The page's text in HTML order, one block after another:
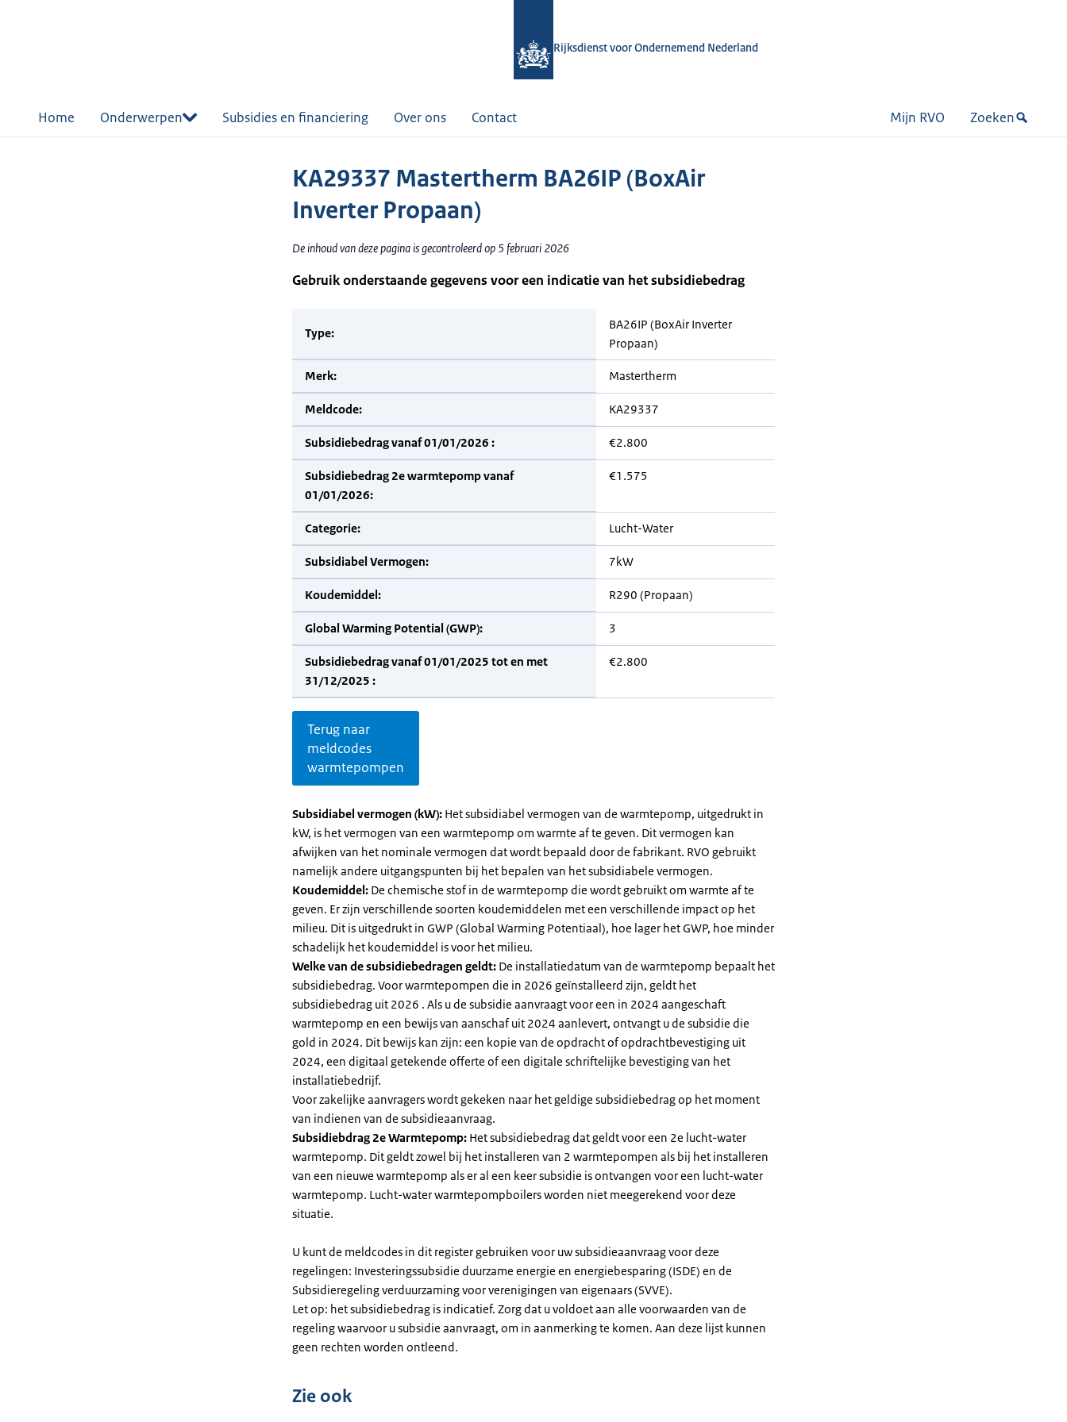
Rijksdienst voor Ondernemend Nederland
Home Onderwerpen Subsidies en financiering Over ons Contact Mijn RVO Zoeken
KA29337 Mastertherm BA26IP (BoxAir
Inverter Propaan)
De inhoud van deze pagina is gecontroleerd op 5 februari 2026
Gebruik onderstaande gegevens voor een indicatie van het subsidiebedrag
Type:
BA26IP (BoxAir Inverter
Propaan)
Merk: Mastertherm
Meldcode: KA29337
Subsidiebedrag vanaf 01/01/2026 : €2.800
Subsidiebedrag 2e warmtepomp vanaf
01/01/2026:
€1.575
Categorie: Lucht-Water
Subsidiabel Vermogen: 7kW
Koudemiddel: R290 (Propaan)
Global Warming Potential (GWP): 3
Subsidiebedrag vanaf 01/01/2025 tot en met
31/12/2025 :
€2.800
Terug naar
meldcodes
warmtepompen
Subsidiabel vermogen (kW): Het subsidiabel vermogen van de warmtepomp, uitgedrukt in
kW, is het vermogen van een warmtepomp om warmte af te geven. Dit vermogen kan
afwijken van het nominale vermogen dat wordt bepaald door de fabrikant. RVO gebruikt
namelijk andere uitgangspunten bij het bepalen van het subsidiabele vermogen.
Koudemiddel: De chemische stof in de warmtepomp die wordt gebruikt om warmte af te
geven. Er zijn verschillende soorten koudemiddelen met een verschillende impact op het
milieu. Dit is uitgedrukt in GWP (Global Warming Potentiaal), hoe lager het GWP, hoe minder
schadelijk het koudemiddel is voor het milieu.
Welke van de subsidiebedragen geldt: De installatiedatum van de warmtepomp bepaalt het
subsidiebedrag. Voor warmtepompen die in 2026 geïnstalleerd zijn, geldt het
subsidiebedrag uit 2026 . Als u de subsidie aanvraagt voor een in 2024 aangeschaft
warmtepomp en een bewijs van aanschaf uit 2024 aanlevert, ontvangt u de subsidie die
gold in 2024. Dit bewijs kan zijn: een kopie van de opdracht of opdrachtbevestiging uit
2024, een digitaal getekende offerte of een digitale schriftelijke bevestiging van het
installatiebedrijf.
Voor zakelijke aanvragers wordt gekeken naar het geldige subsidiebedrag op het moment
van indienen van de subsidieaanvraag.
Subsidiebdrag 2e Warmtepomp: Het subsidiebedrag dat geldt voor een 2e lucht-water
warmtepomp. Dit geldt zowel bij het installeren van 2 warmtepompen als bij het installeren
van een nieuwe warmtepomp als er al een keer subsidie is ontvangen voor een lucht-water
warmtepomp. Lucht-water warmtepompboilers worden niet meegerekend voor deze
situatie.
U kunt de meldcodes in dit register gebruiken voor uw subsidieaanvraag voor deze
regelingen: Investeringssubsidie duurzame energie en energiebesparing (ISDE) en de
Subsidieregeling verduurzaming voor verenigingen van eigenaars (SVVE).
Let op: het subsidiebedrag is indicatief. Zorg dat u voldoet aan alle voorwaarden van de
regeling waarvoor u subsidie aanvraagt, om in aanmerking te komen. Aan deze lijst kunnen
geen rechten worden ontleend.
Zie ook